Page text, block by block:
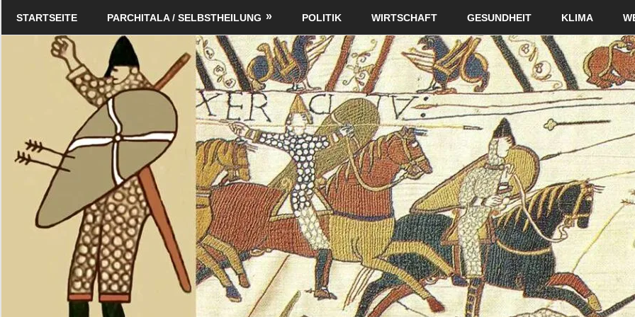
Schildverlag
STARTSEITE PARCHITALA / SELBSTHEILUNG POLITIK WIRTSCHAFT GESUNDHEIT KLIMA